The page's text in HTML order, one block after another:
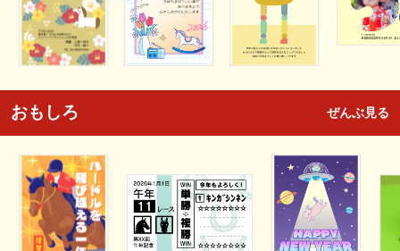
おもしろ ぜんぶ見る